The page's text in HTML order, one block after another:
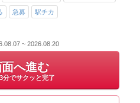
急募 駅チカ
~ 2026.08.20
へ進む
分でサクッと完了